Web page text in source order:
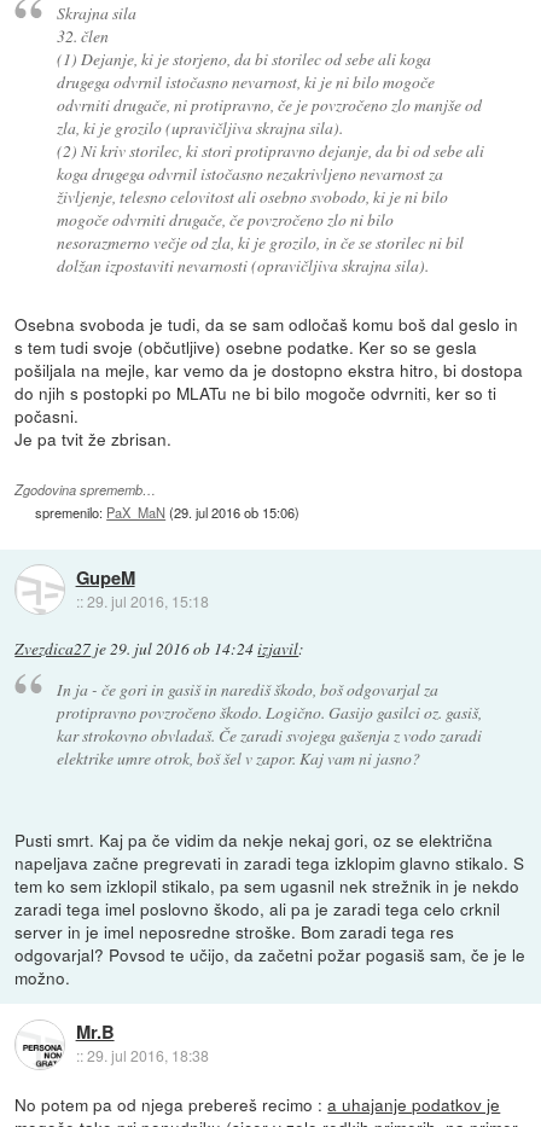
Skrajna sila
32. člen
(1) Dejanje, ki je storjeno, da bi storilec od sebe ali koga
drugega odvrnil istočasno nevarnost, ki je ni bilo mogoče
odvrniti drugače, ni protipravno, če je povzročeno zlo manjše od
zla, ki je grozilo (upravičljiva skrajna sila).
(2) Ni kriv storilec, ki stori protipravno dejanje, da bi od sebe ali
koga drugega odvrnil istočasno nezakrivljeno nevarnost za
življenje, telesno celovitost ali osebno svobodo, ki je ni bilo
mogoče odvrniti drugače, če povzročeno zlo ni bilo
nesorazmerno večje od zla, ki je grozilo, in če se storilec ni bil
dolžan izpostaviti nevarnosti (opravičljiva skrajna sila).
Osebna svoboda je tudi, da se sam odločaš komu boš dal geslo in
s tem tudi svoje (občutljive) osebne podatke. Ker so se gesla
pošiljala na mejle, kar vemo da je dostopno ekstra hitro, bi dostopa
do njih s postopki po MLATu ne bi bilo mogoče odvrniti, ker so ti
počasni.
Je pa tvit že zbrisan.
Zgodovina sprememb…
spremenilo: PaX_MaN(29. jul 2016 ob 15:06)
GupeM
::29. jul 2016, 15:18
Zvezdica27 je29. jul 2016 ob 14:24izjavil:
In ja - če gori in gasiš in narediš škodo, boš odgovarjal za
protipravno povzročeno škodo. Logično. Gasijo gasilci oz. gasiš,
kar strokovno obvladaš. Če zaradi svojega gašenja z vodo zaradi
elektrike umre otrok, boš šel v zapor. Kaj vam ni jasno?
Pusti smrt. Kaj pa če vidim da nekje nekaj gori, oz se električna
napeljava začne pregrevati in zaradi tega izklopim glavno stikalo. S
tem ko sem izklopil stikalo, pa sem ugasnil nek strežnik in je nekdo
zaradi tega imel poslovno škodo, ali pa je zaradi tega celo crknil
server in je imel neposredne stroške. Bom zaradi tega res
odgovarjal? Povsod te učijo, da začetni požar pogasiš sam, če je le
možno.
Mr.B
::29. jul 2016, 18:38
No potem pa od njega prebereš recimo :a uhajanje podatkov je